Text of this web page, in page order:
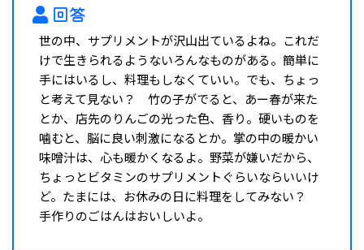
回答
世の中、サプリメントが沢山出ているよね。これだ
けで生きられるようないろんなものがある。簡単に
手にはいるし、料理もしなくていい。でも、ちょっ
と考えて見ない？ 竹の子がでると、あー春が来た
とか、店先のりんごの光った色、香り。硬いものを
噛むと、脳に良い刺激になるとか。掌の中の暖かい
味噌汁は、心も暖かくなるよ。野菜が嫌いだから、
ちょっとビタミンのサプリメントぐらいならいいけ
ど。たまには、お休みの日に料理をしてみない？
手作りのごはんはおいしいよ。